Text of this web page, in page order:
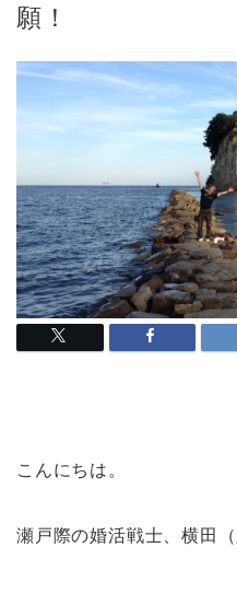
願！
こんにちは。
瀬戸際の婚活戦士、横田（